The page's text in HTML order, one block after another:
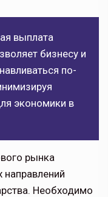
выплата
бизнесу и
по­
экономики в
рынка
направлений
Необходимо